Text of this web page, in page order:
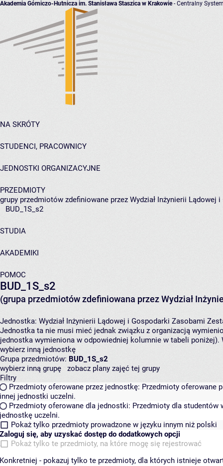
Akademia Górniczo-Hutnicza im. Stanisława Staszica w Krakowie- Centralny
NA SKRÓTY
STUDENCI, PRACOWNICY
JEDNOSTKI ORGANIZACYJNE
PRZEDMIOTY
grupy przedmiotów zdefiniowane przez Wydział Inżynierii Lądowej
BUD_1S_s2
STUDIA
AKADEMIKI
POMOC
BUD_1S_s2
(grupa przedmiotów zdefiniowana przez Wydział
Jednostka: Wydział Inżynierii Lądowej i Gospodarki Zasobami
Jednostka ta nie musi mieć jednak związku z organizacją
jednostka wymieniona w odpowiedniej kolumnie w tabeli
wybierz inną jednostkę
Grupa przedmiotów: BUD_1S_s2
wybierz inną grupę
zobacz plany zajęć tej grupy
Filtry
Przedmioty oferowane przez jednostkę: Przedmioty oferowane
innej jednostki uczelni.
Przedmioty oferowane dla jednostki: Przedmioty dla studentów
jednostkę uczelni.
Pokaż tylko przedmioty prowadzone w języku innym niż polski
Zaloguj się, aby uzyskać dostęp do dodatkowych opcji
Pokaż tylko te przedmioty, na które mogę się rejestrować
Konkretniej - pokazuj tylko te przedmioty, dla których istnieje